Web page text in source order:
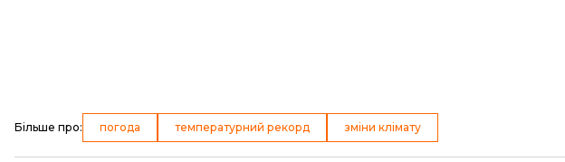
Більше про: погода температурний рекорд зміни клімату